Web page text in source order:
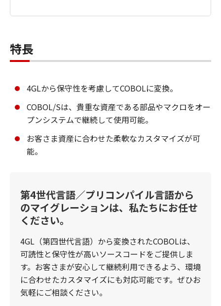
特長
4GLから保守性を考慮してCOBOLに変換。
COBOL/Sは、貴重な資産である部品やマクロをオー
プンシステムで継続して使用可能。
お客さま資産に合わせた柔軟なカスタマイズが可
能。
第4世代言語／プリコンパイル言語から
のマイグレーションは、私たちにお任せ
ください。
4GL（第四世代言語）から変換されたCOBOLは、
可読性と保守性が高いソースコードをご提供しま
す。お客さまが安心して継続利用できるよう、環境
に合わせたカスタマイズにも対応可能です。ぜひお
気軽にご相談ください。